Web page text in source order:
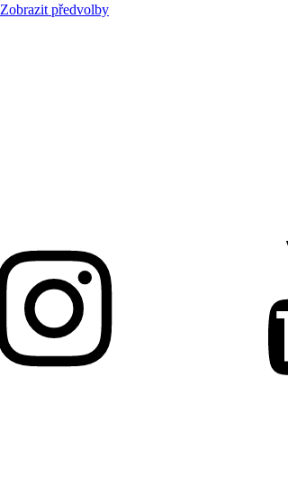
Zobrazit předvolby